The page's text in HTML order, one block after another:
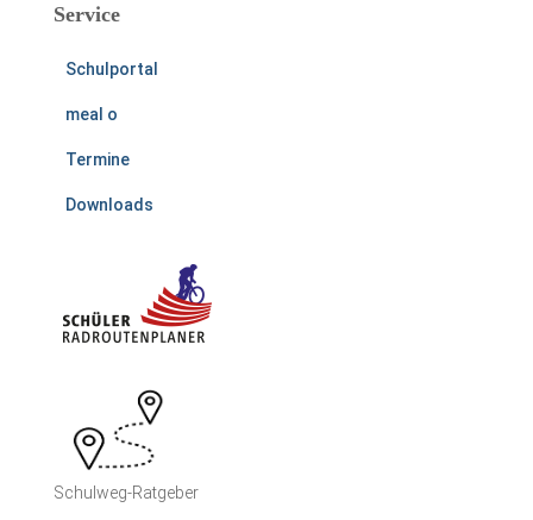
Service
Schulportal
meal o
Termine
Downloads
Schulweg-Ratgeber